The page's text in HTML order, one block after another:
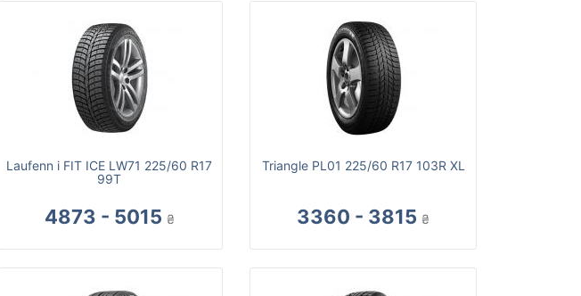
Laufenn i FIT ICE LW71 225/60 R17
99T
4873 - 5015 ₴
Triangle PL01 225/60 R17 103R XL
3360 - 3815 ₴